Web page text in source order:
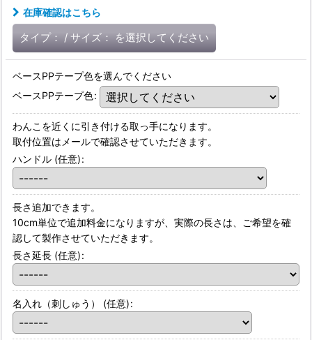
在庫確認はこちら
タイプ： / サイズ： を選択してください
ベースPPテープ色を選んでください
ベースPPテープ色:
わんこを近くに引き付ける取っ手になります。
取付位置はメールで確認させていただきます。
ハンドル (任意):
長さ追加できます。
10cm単位で追加料金になりますが、実際の長さは、ご希望を確
認して製作させていただきます。
長さ延長 (任意):
名入れ（刺しゅう） (任意):